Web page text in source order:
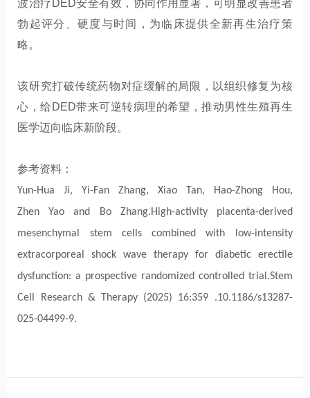
波治疗DED安全有效，协同作用显著，可明显改善患者
勃起评分、硬度与时间，为临床提供全新再生治疗策
略。
该研究打破传统药物对症缓解的局限，以组织修复为核
心，给DED带来可逆转病理的希望，推动男性生殖再生
医学迈向临床新阶段。
参考资料：
Yun-Hua Ji, Yi-Fan Zhang, Xiao Tan, Hao-Zhong Hou,
Zhen Yao and Bo Zhang.High-activity placenta-derived
mesenchymal stem cells combined with low-intensity
extracorporeal shock wave therapy for diabetic erectile
dysfunction: a prospective randomized controlled trial.Stem
Cell Research & Therapy (2025) 16:359 .10.1186/s13287-
025-04499-9.